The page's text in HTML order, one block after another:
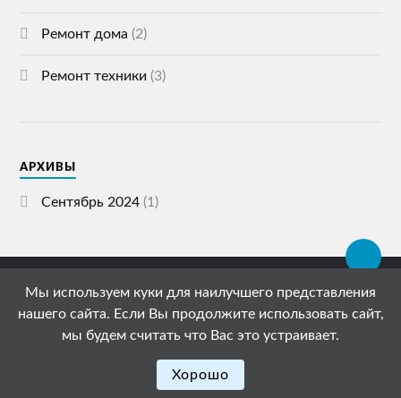
Ремонт дома (2)
Ремонт техники (3)
АРХИВЫ
Сентябрь 2024 (1)
© 2026СПЕЦСТРОЙ ГАЗЕТА
АДРЕС: 119072, РОССИЯ, МОСКВА, УЛИЦА
ЩЕПКИНА, 51/4С1
ANDERS NORÉN
Мы используем куки для наилучшего представления
нашего сайта. Если Вы продолжите использовать сайт,
мы будем считать что Вас это устраивает.
Хорошо